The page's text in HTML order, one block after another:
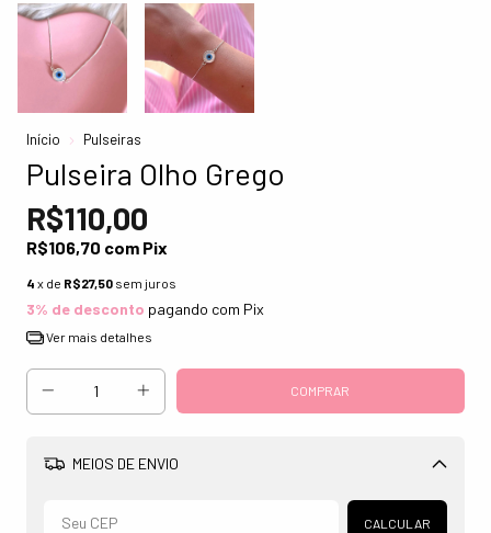
Início Pulseiras
Pulseira Olho Grego
R$110,00
R$106,70 com Pix
4 x de R$27,50 sem juros
3% de desconto pagando com Pix
Ver mais detalhes
MEIOS DE ENVIO
Alterar CEP
CALCULAR